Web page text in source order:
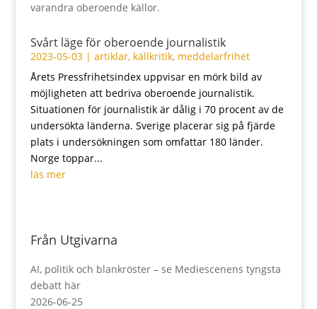
varandra oberoende källor.
Svårt läge för oberoende journalistik
2023-05-03| artiklar, källkritik, meddelarfrihet
Årets Pressfrihetsindex uppvisar en mörk bild av
möjligheten att bedriva oberoende journalistik.
Situationen för journalistik är dålig i 70 procent av de
undersökta länderna. Sverige placerar sig på fjärde
plats i undersökningen som omfattar 180 länder.
Norge toppar...
läs mer
Från Utgivarna
AI, politik och blankröster – se Mediescenens tyngsta
debatt här
2026-06-25